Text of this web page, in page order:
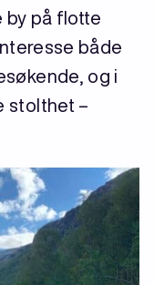
by på flotte
både
og i
stolthet –